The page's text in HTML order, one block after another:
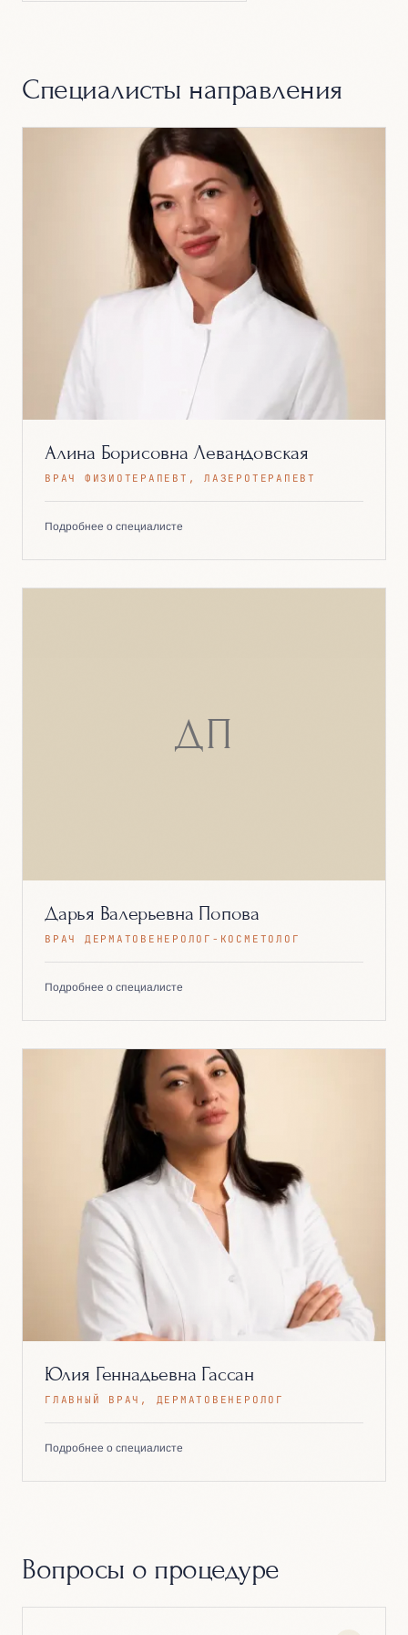
Специалисты направления
Алина Борисовна Левандовская
ВРАЧ ФИЗИОТЕРАПЕВТ, ЛАЗЕРОТЕРАПЕВТ
Подробнее о специалисте
ДП
Дарья Валерьевна Попова
ВРАЧ ДЕРМАТОВЕНЕРОЛОГ-КОСМЕТОЛОГ
Подробнее о специалисте
Юлия Геннадьевна Гассан
ГЛАВНЫЙ ВРАЧ, ДЕРМАТОВЕНЕРОЛОГ
Подробнее о специалисте
Вопросы о процедуре